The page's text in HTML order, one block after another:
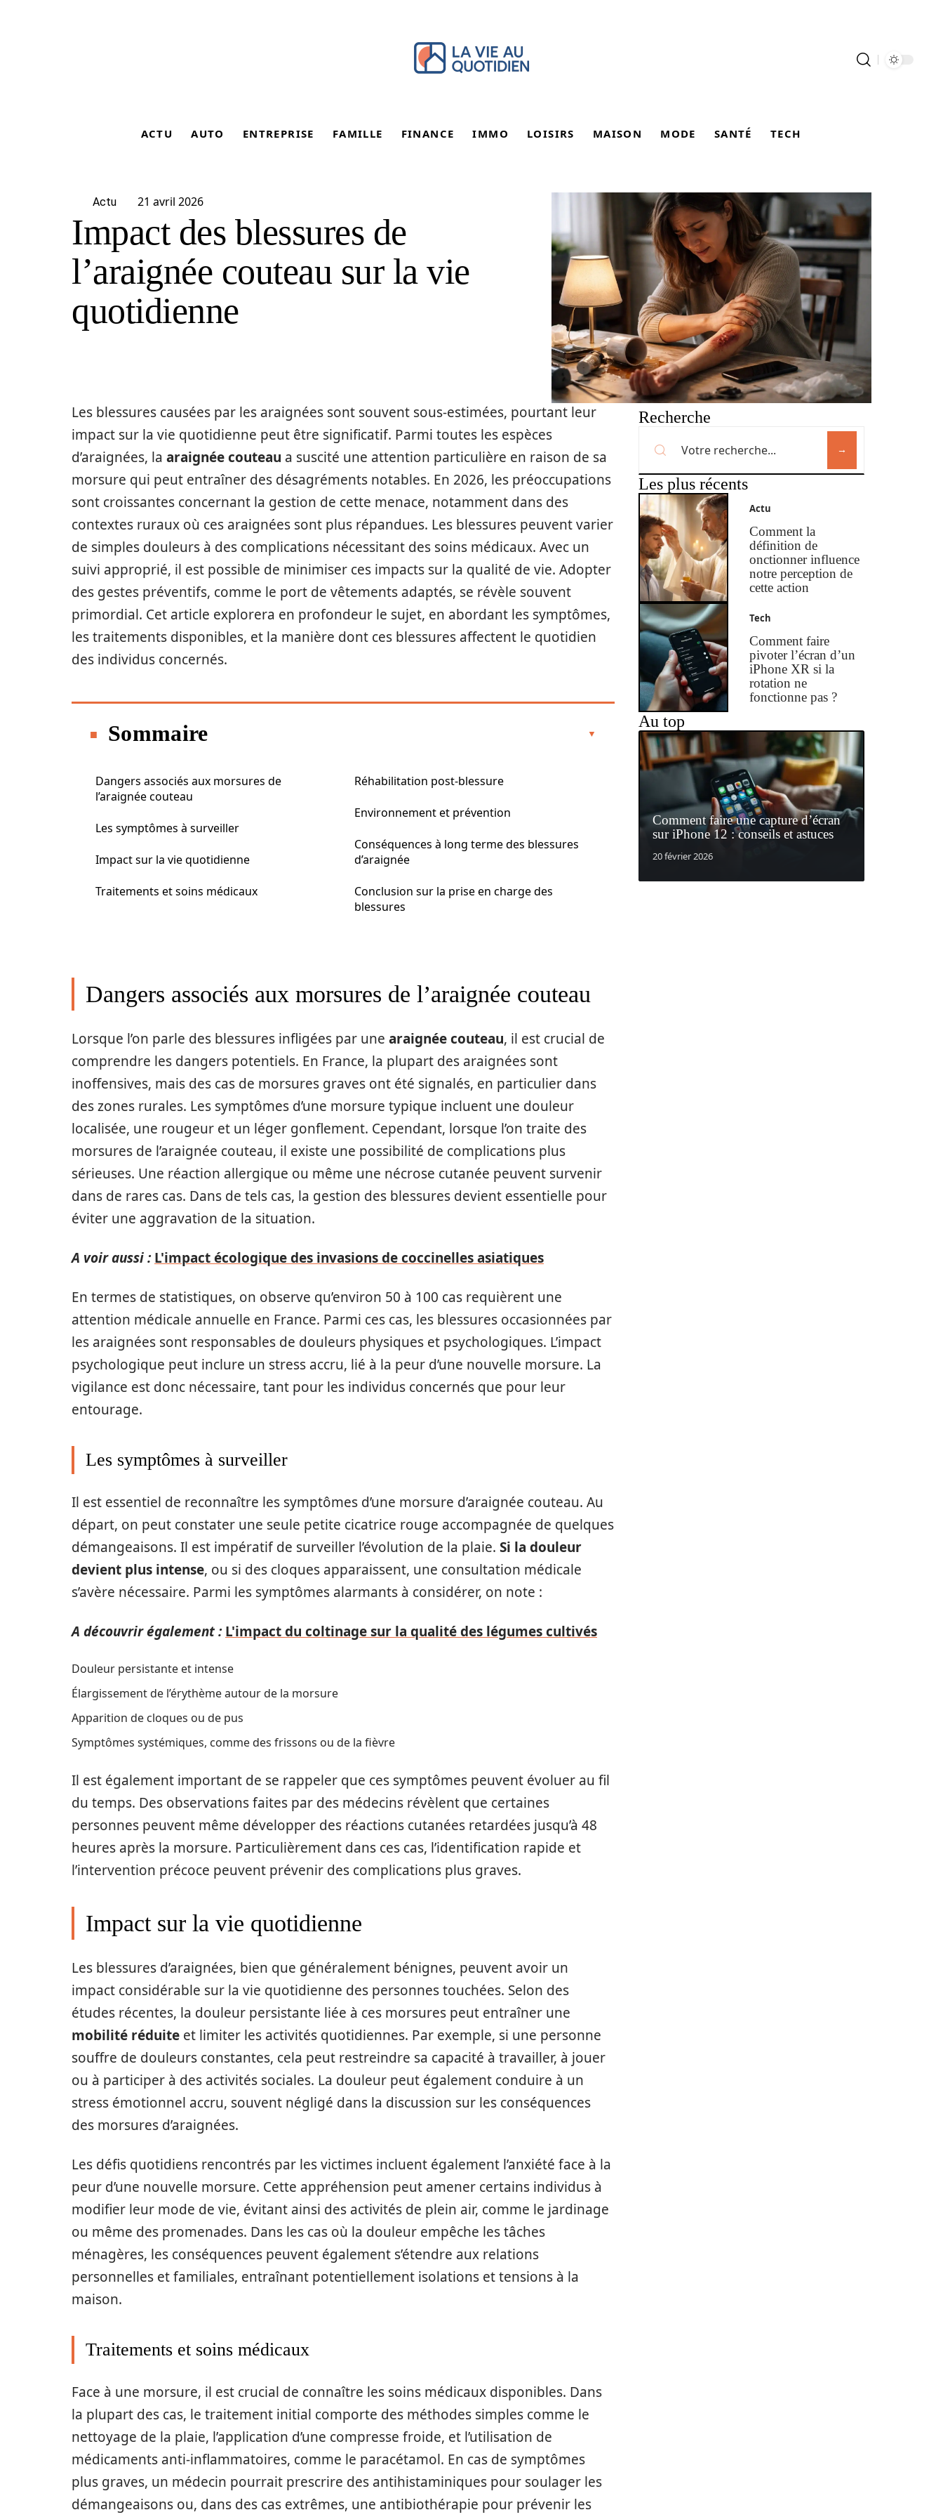
ACTU AUTO ENTREPRISE FAMILLE FINANCE IMMO LOISIRS MAISON MODE SANTÉ TECH
Actu 21 avril 2026
Impact des blessures de
l’araignée couteau sur la vie
quotidienne
Les blessures causées par les araignées sont souvent sous-estimées, pourtant leur
impact sur la vie quotidienne peut être significatif. Parmi toutes les espèces
d’araignées, la araignée couteau a suscité une attention particulière en raison de sa
morsure qui peut entraîner des désagréments notables. En 2026, les préoccupations
sont croissantes concernant la gestion de cette menace, notamment dans des
contextes ruraux où ces araignées sont plus répandues. Les blessures peuvent varier
de simples douleurs à des complications nécessitant des soins médicaux. Avec un
suivi approprié, il est possible de minimiser ces impacts sur la qualité de vie. Adopter
des gestes préventifs, comme le port de vêtements adaptés, se révèle souvent
primordial. Cet article explorera en profondeur le sujet, en abordant les symptômes,
les traitements disponibles, et la manière dont ces blessures affectent le quotidien
des individus concernés.
Sommaire
Dangers associés aux morsures de
l’araignée couteau
Les symptômes à surveiller
Impact sur la vie quotidienne
Traitements et soins médicaux
Réhabilitation post-blessure
Environnement et prévention
Conséquences à long terme des blessures
d’araignée
Conclusion sur la prise en charge des
blessures
Dangers associés aux morsures de l’araignée couteau
Lorsque l’on parle des blessures infligées par une araignée couteau, il est crucial de
comprendre les dangers potentiels. En France, la plupart des araignées sont
inoffensives, mais des cas de morsures graves ont été signalés, en particulier dans
des zones rurales. Les symptômes d’une morsure typique incluent une douleur
localisée, une rougeur et un léger gonflement. Cependant, lorsque l’on traite des
morsures de l’araignée couteau, il existe une possibilité de complications plus
sérieuses. Une réaction allergique ou même une nécrose cutanée peuvent survenir
dans de rares cas. Dans de tels cas, la gestion des blessures devient essentielle pour
éviter une aggravation de la situation.
A voir aussi : L'impact écologique des invasions de coccinelles asiatiques
En termes de statistiques, on observe qu’environ 50 à 100 cas requièrent une
attention médicale annuelle en France. Parmi ces cas, les blessures occasionnées par
les araignées sont responsables de douleurs physiques et psychologiques. L’impact
psychologique peut inclure un stress accru, lié à la peur d’une nouvelle morsure. La
vigilance est donc nécessaire, tant pour les individus concernés que pour leur
entourage.
Les symptômes à surveiller
Il est essentiel de reconnaître les symptômes d’une morsure d’araignée couteau. Au
départ, on peut constater une seule petite cicatrice rouge accompagnée de quelques
démangeaisons. Il est impératif de surveiller l’évolution de la plaie. Si la douleur
devient plus intense, ou si des cloques apparaissent, une consultation médicale
s’avère nécessaire. Parmi les symptômes alarmants à considérer, on note :
A découvrir également : L'impact du coltinage sur la qualité des légumes cultivés
Douleur persistante et intense
Élargissement de l’érythème autour de la morsure
Apparition de cloques ou de pus
Symptômes systémiques, comme des frissons ou de la fièvre
Il est également important de se rappeler que ces symptômes peuvent évoluer au fil
du temps. Des observations faites par des médecins révèlent que certaines
personnes peuvent même développer des réactions cutanées retardées jusqu’à 48
heures après la morsure. Particulièrement dans ces cas, l’identification rapide et
l’intervention précoce peuvent prévenir des complications plus graves.
Impact sur la vie quotidienne
Les blessures d’araignées, bien que généralement bénignes, peuvent avoir un
impact considérable sur la vie quotidienne des personnes touchées. Selon des
études récentes, la douleur persistante liée à ces morsures peut entraîner une
mobilité réduite et limiter les activités quotidiennes. Par exemple, si une personne
souffre de douleurs constantes, cela peut restreindre sa capacité à travailler, à jouer
ou à participer à des activités sociales. La douleur peut également conduire à un
stress émotionnel accru, souvent négligé dans la discussion sur les conséquences
des morsures d’araignées.
Les défis quotidiens rencontrés par les victimes incluent également l’anxiété face à la
peur d’une nouvelle morsure. Cette appréhension peut amener certains individus à
modifier leur mode de vie, évitant ainsi des activités de plein air, comme le jardinage
ou même des promenades. Dans les cas où la douleur empêche les tâches
ménagères, les conséquences peuvent également s’étendre aux relations
personnelles et familiales, entraînant potentiellement isolations et tensions à la
maison.
Traitements et soins médicaux
Face à une morsure, il est crucial de connaître les soins médicaux disponibles. Dans
la plupart des cas, le traitement initial comporte des méthodes simples comme le
nettoyage de la plaie, l’application d’une compresse froide, et l’utilisation de
médicaments anti-inflammatoires, comme le paracétamol. En cas de symptômes
plus graves, un médecin pourrait prescrire des antihistaminiques pour soulager les
démangeaisons ou, dans des cas extrêmes, une antibiothérapie pour prévenir les
Recherche
Les plus récents
Actu
Comment la
définition de
onctionner influence
notre perception de
cette action
Tech
Comment faire
pivoter l’écran d’un
iPhone XR si la
rotation ne
fonctionne pas ?
Au top
Comment faire une capture d’écran
sur iPhone 12 : conseils et astuces
20 février 2026